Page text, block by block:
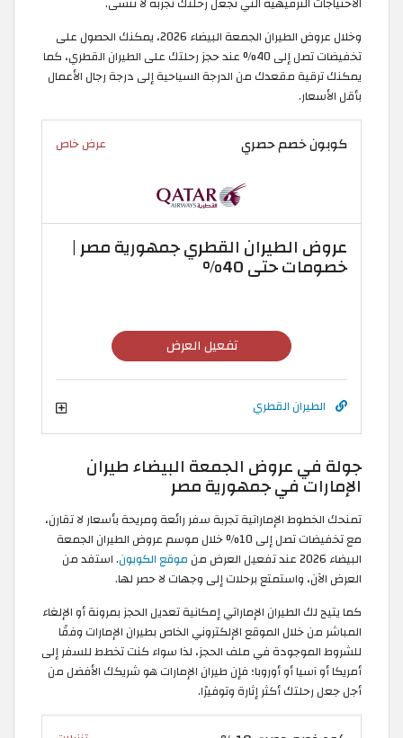
وخلال عروض الطيران الجمعة البيضاء 2026، يمكنك الحصول على
تخفيضات تصل إلى 40% عند حجز رحلتك على الطيران القطري، كما
يمكنك ترقية مقعدك من الدرجة السياحية إلى درجة رجال الأعمال
بأقل الأسعار.
كوبون خصم حصري عرض خاص
عروض الطيران القطري جمهورية مصر |
خصومات حتى 40%
تفعيل العرض
الطيران القطري
جولة في عروض الجمعة البيضاء طيران
الإمارات في جمهورية مصر
تمنحك الخطوط الإماراتية تجربة سفر رائعة ومريحة بأسعار لا تقارن،
مع تخفيضات تصل إلى 10% خلال موسم عروض الطيران الجمعة
البيضاء 2026 عند تفعيل العرض من
موقع الكوبون. استفد من
العرض الآن، واستمتع برحلات إلى وجهات لا حصر لها.
كما يتيح لك الطيران الإماراتي إمكانية تعديل الحجز بمرونة أو الإلغاء
المباشر من خلال الموقع الإلكتروني الخاص بطيران الإمارات وفقًا
للشروط الموجودة في ملف الحجز، لذا سواء كنت تخطط للسفر إلى
أمريكا أو آسيا أو أوروبا؛ فإن طيران الإمارات هو شريكك الأفضل من
أجل جعل رحلتك أكثر إثارة وتوفيرًا.